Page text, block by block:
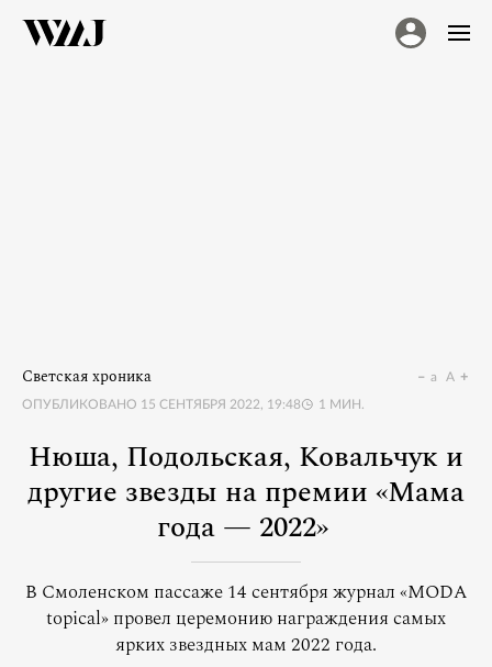
Светская хроника
ОПУБЛИКОВАНО 15 СЕНТЯБРЯ 2022, 19:48 1 МИН.
a A
Нюша, Подольская, Ковальчук и
другие звезды на премии «Мама
года — 2022»
В Смоленском пассаже 14 сентября журнал «MODA
topical» провел церемонию награждения самых
ярких звездных мам 2022 года.